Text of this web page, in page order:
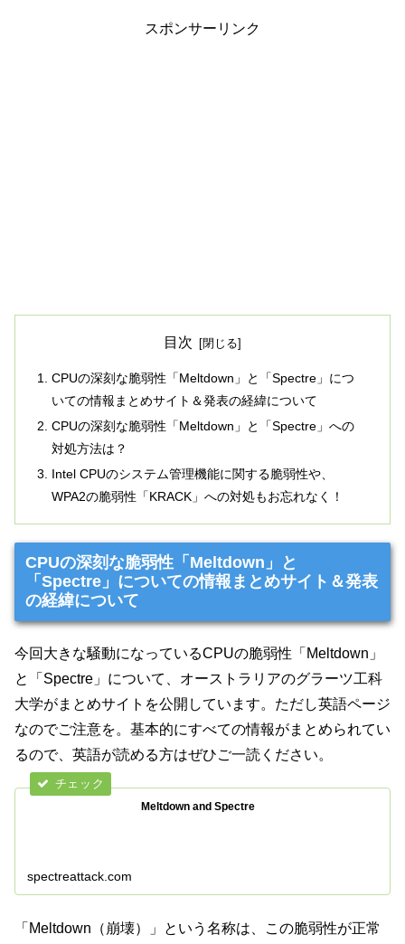
スポンサーリンク
目次
CPUの深刻な脆弱性「Meltdown」と「Spectre」につ
いての情報まとめサイト＆発表の経緯について
CPUの深刻な脆弱性「Meltdown」と「Spectre」への
対処方法は？
Intel CPUのシステム管理機能に関する脆弱性や、
WPA2の脆弱性「KRACK」への対処もお忘れなく！
CPUの深刻な脆弱性「Meltdown」と
「Spectre」についての情報まとめサイト＆発表
の経緯について
今回大きな騒動になっているCPUの脆弱性「Meltdown」
と「Spectre」について、オーストラリアのグラーツ工科
大学がまとめサイトを公開しています。ただし英語ページ
なのでご注意を。基本的にすべての情報がまとめられてい
るので、英語が読める方はぜひご一読ください。
Meltdown and Spectre
spectreattack.com
「Meltdown（崩壊）」という名称は、この脆弱性が正常